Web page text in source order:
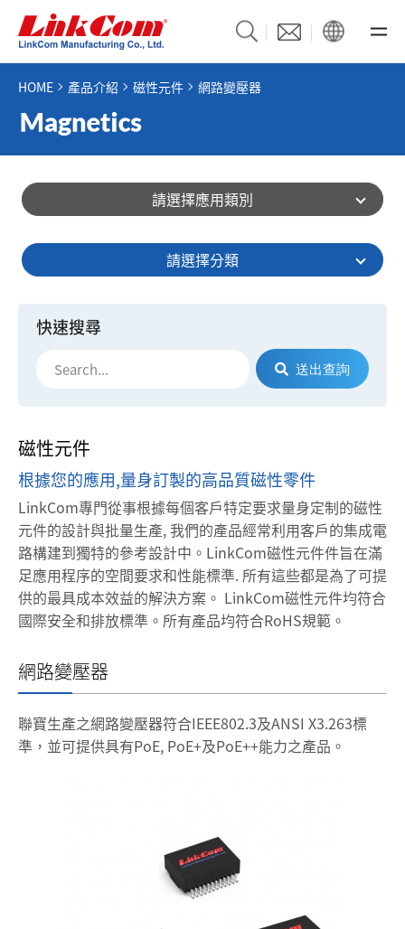
HOME 產品介紹 磁性元件 網路變壓器
請選擇應用類別
請選擇分類
快速搜尋
送出查詢
磁性元件
根據您的應用,量身訂製的高品質磁性零件
LinkCom專門從事根據每個客戶特定要求量身定制的磁性
元件的設計與批量生產, 我們的產品經常利用客戶的集成電
路構建到獨特的參考設計中。LinkCom磁性元件件旨在滿
足應用程序的空間要求和性能標準. 所有這些都是為了可提
供的最具成本效益的解決方案。 LinkCom磁性元件均符合
國際安全和排放標準。所有產品均符合RoHS規範。
網路變壓器
聯寶生產之網路變壓器符合IEEE802.3及ANSI X3.263標
準，並可提供具有PoE, PoE+及PoE++能力之產品。